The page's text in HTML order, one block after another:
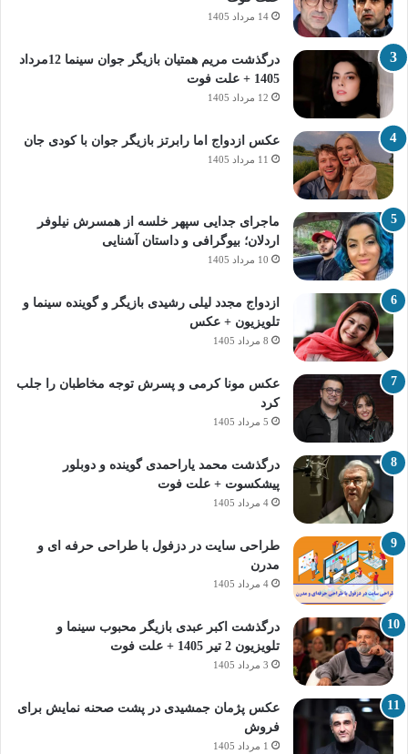
14 مرداد 1405
درگذشت مریم همتیان بازیگر جوان سینما 12مرداد
1405 + علت فوت
12 مرداد 1405
عکس ازدواج اما رابرتز بازیگر جوان با کودی جان
11 مرداد 1405
ماجرای جدایی سپهر خلسه از همسرش نیلوفر
اردلان؛ بیوگرافی و داستان آشنایی
10 مرداد 1405
ازدواج مجدد لیلی رشیدی بازیگر و گوینده سینما و
تلویزیون + عکس
8 مرداد 1405
عکس مونا کرمی و پسرش توجه مخاطبان را جلب
کرد
5 مرداد 1405
درگذشت محمد یاراحمدی گوینده و دوبلور
پیشکسوت + علت فوت
4 مرداد 1405
طراحی سایت در دزفول با طراحی حرفه‌ ای و
مدرن
4 مرداد 1405
درگذشت اکبر عبدی بازیگر محبوب سینما و
تلویزیون 2 تیر 1405 + علت فوت
3 مرداد 1405
عکس پژمان جمشیدی در پشت صحنه نمایش برای
فروش
1 مرداد 1405